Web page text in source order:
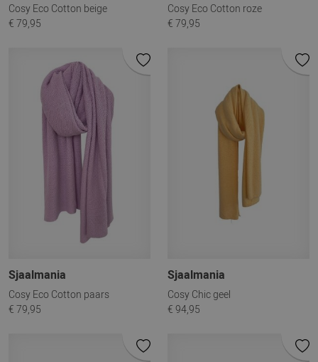
Cosy Eco Cotton beige
€ 79,95
Cosy Eco Cotton roze
€ 79,95
Sjaalmania
Cosy Eco Cotton paars
€ 79,95
Sjaalmania
Cosy Chic geel
€ 94,95